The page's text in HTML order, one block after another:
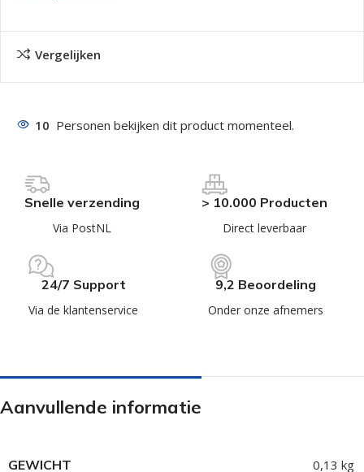
Vergelijken
10 Personen bekijken dit product momenteel.
Snelle verzending
Via PostNL
> 10.000 Producten
Direct leverbaar
24/7 Support
Via de klantenservice
9,2 Beoordeling
Onder onze afnemers
Aanvullende informatie
GEWICHT 0,13 kg